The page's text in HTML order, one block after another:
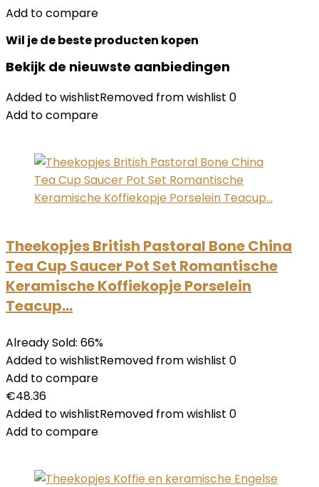
Add to compare
Wil je de beste producten kopen
Bekijk de nieuwste aanbiedingen
Added to wishlistRemoved from wishlist 0
Add to compare
Theekopjes British Pastoral Bone China
Tea Cup Saucer Pot Set Romantische
Keramische Koffiekopje Porselein
Teacup…
Already Sold: 66%
Added to wishlistRemoved from wishlist 0
Add to compare
€48.36
Added to wishlistRemoved from wishlist 0
Add to compare